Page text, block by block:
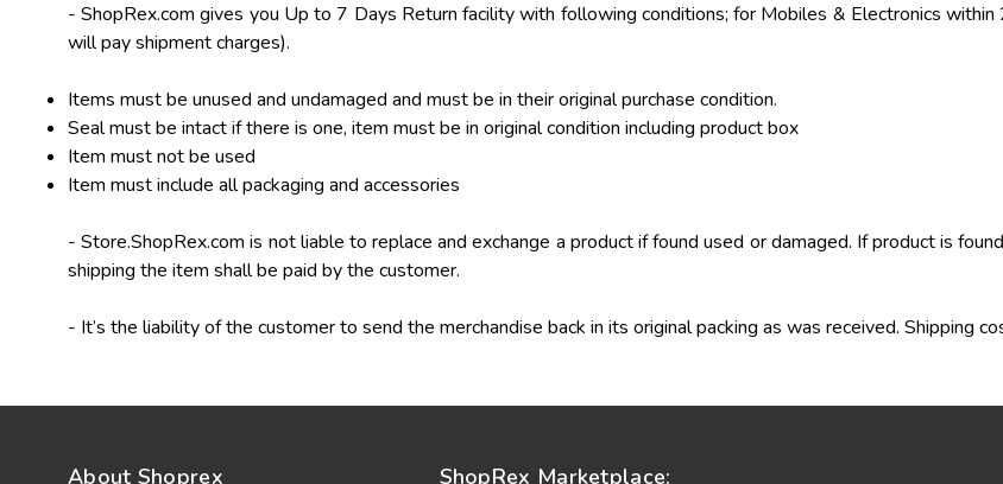
- ShopRex.com gives you Up to 7 Days Return facility with following conditions; for Mobiles & Electronics
will pay shipment charges).
Items must be unused and undamaged and must be in their original purchase condition.
Seal must be intact if there is one, item must be in original condition including product box
Item must not be used
Item must include all packaging and accessories
- Store.ShopRex.com is not liable to replace and exchange a product if found used or damaged. If product is
shipping the item shall be paid by the customer.
- It’s the liability of the customer to send the merchandise back in its original packing as was received. Shipping
About Shoprex ShopRex Marketplace: